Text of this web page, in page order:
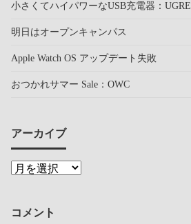
小さくてハイパワーなUSB充電器：
明日はオープンキャンパス
Apple Watch OS アップデート失敗
おつかれサマー Sale：OWC
アーカイブ
コメント